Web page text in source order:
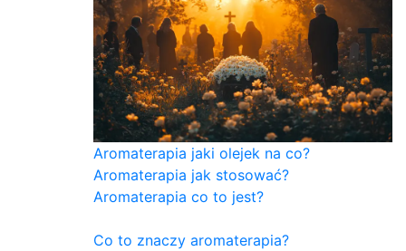
Aromaterapia jaki olejek na co?
Aromaterapia jak stosować?
Aromaterapia co to jest?
Co to znaczy aromaterapia?